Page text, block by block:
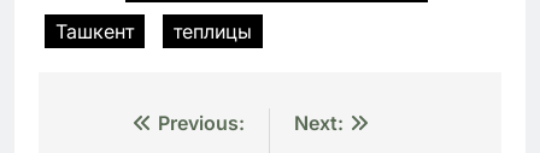
Ташкент
теплицы
Навигация
Previous:
Next: